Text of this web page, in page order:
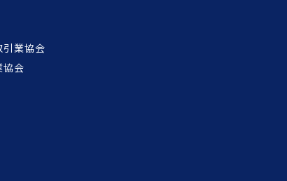
業協会
協会